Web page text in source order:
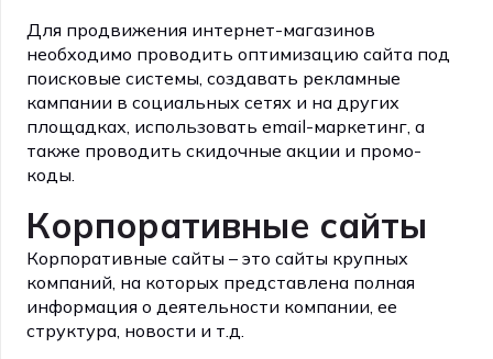
Для продвижения интернет-магазинов
необходимо проводить оптимизацию сайта под
поисковые системы, создавать рекламные
кампании в социальных сетях и на других
площадках, использовать email-маркетинг, а
также проводить скидочные акции и промо-
коды.
Корпоративные сайты
Корпоративные сайты – это сайты крупных
компаний, на которых представлена полная
информация о деятельности компании, ее
структура, новости и т.д.